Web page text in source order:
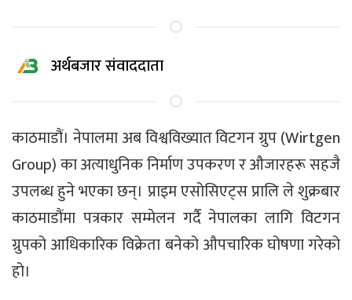
अर्थबजार संवाददाता
काठमाडौं। नेपालमा अब विश्वविख्यात विटगन ग्रुप (Wirtgen
Group) का अत्याधुनिक निर्माण उपकरण र औजारहरू सहजै
उपलब्ध हुने भएका छन्। प्राइम एसोसिएट्स प्रालि ले शुक्रबार
काठमाडौंमा पत्रकार सम्मेलन गर्दै नेपालका लागि विटगन
ग्रुपको आधिकारिक विक्रेता बनेको औपचारिक घोषणा गरेको
हो।